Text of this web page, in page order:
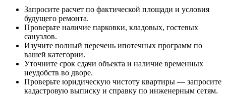
Запросите расчет по фактической площади и условия
будущего ремонта.
Проверьте наличие парковки, кладовых, гостевых
санузлов.
Изучите полный перечень ипотечных программ по
вашей категории.
Уточните срок сдачи объекта и наличие временных
неудобств во дворе.
Проверьте юридическую чистоту квартиры — запросите
кадастровую выписку и справку по инженерным сетям.